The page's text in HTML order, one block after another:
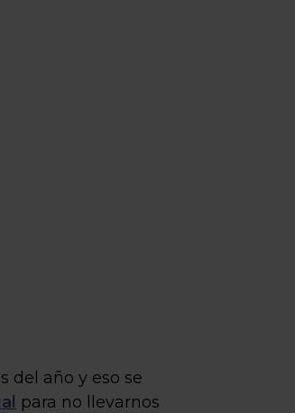
del año y eso se
para no llevarnos